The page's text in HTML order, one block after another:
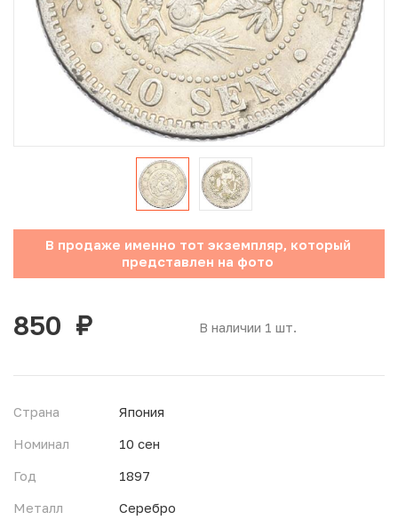
Юбилейные монеты Банка России (с 1999 года)
Памятные и инвестиционные монеты СССР и России
Иностранные монеты
Неофициальные выпуски монет (Unusual)
Античные и средневековые монеты
Наборы монет
Инвестиционные монеты
В продаже именно тот экземпляр, который
представлен на фото
В наличии 1 шт.
850 руб.
Страна
Япония
Номинал
10 сен
Год
1897
Металл
Серебро